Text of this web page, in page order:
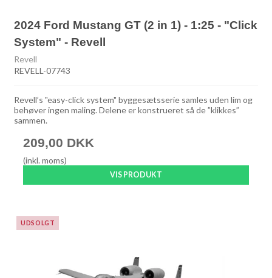
2024 Ford Mustang GT (2 in 1) - 1:25 - "Click
System" - Revell
Revell
REVELL-07743
Revell’s "easy-click system" byggesætsserie samles uden lim og
behøver ingen maling. Delene er konstrueret så de ”klikkes”
sammen.
209,00 DKK
(inkl. moms)
VIS PRODUKT
UDSOLGT